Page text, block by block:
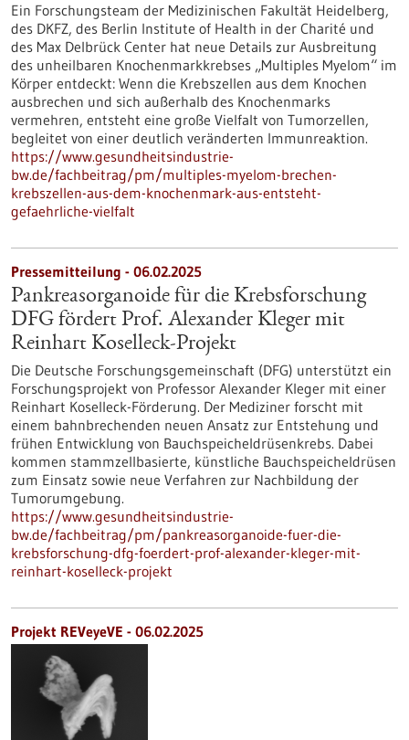
Ein Forschungsteam der Medizinischen Fakultät Heidelberg,
des DKFZ, des Berlin Institute of Health in der Charité und
des Max Delbrück Center hat neue Details zur Ausbreitung
des unheilbaren Knochenmarkkrebses „Multiples Myelom“ im
Körper entdeckt: Wenn die Krebszellen aus dem Knochen
ausbrechen und sich außerhalb des Knochenmarks
vermehren, entsteht eine große Vielfalt von Tumorzellen,
begleitet von einer deutlich veränderten Immunreaktion.
https://www.gesundheitsindustrie-
bw.de/fachbeitrag/pm/multiples-myelom-brechen-
krebszellen-aus-dem-knochenmark-aus-entsteht-
gefaehrliche-vielfalt
Pressemitteilung - 06.02.2025
Pankreasorganoide für die Krebsforschung
DFG fördert Prof. Alexander Kleger mit
Reinhart Koselleck-Projekt
Die Deutsche Forschungsgemeinschaft (DFG) unterstützt ein
Forschungsprojekt von Professor Alexander Kleger mit einer
Reinhart Koselleck-Förderung. Der Mediziner forscht mit
einem bahnbrechenden neuen Ansatz zur Entstehung und
frühen Entwicklung von Bauchspeicheldrüsenkrebs. Dabei
kommen stammzellbasierte, künstliche Bauchspeicheldrüsen
zum Einsatz sowie neue Verfahren zur Nachbildung der
Tumorumgebung.
https://www.gesundheitsindustrie-
bw.de/fachbeitrag/pm/pankreasorganoide-fuer-die-
krebsforschung-dfg-foerdert-prof-alexander-kleger-mit-
reinhart-koselleck-projekt
Projekt REVeyeVE - 06.02.2025